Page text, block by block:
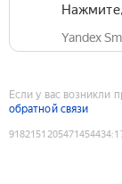
Yandex
Если у вас возникли
обратной связи
9182151205471454434: